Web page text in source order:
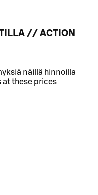
// ACTION
näillä hinnoilla
these prices